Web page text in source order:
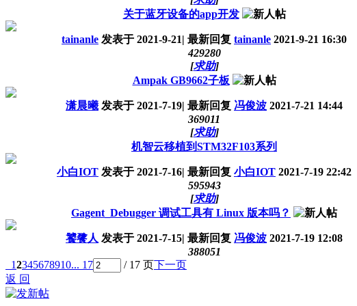
关于蓝牙设备的app开发
tainanle 发表于 2021-9-21| 最新回复 tainanle 2021-9-21 16:30
429280
[求助]
Ampak GB9662子板
潇晨曦 发表于 2021-7-19| 最新回复 冯俊波 2021-7-21 14:44
369011
[求助]
机智云移植到STM32F103系列
小白IOT 发表于 2021-7-16| 最新回复 小白IOT 2021-7-19 22:42
595943
[求助]
Gagent_Debugger 调试工具有 Linux 版本吗？
饕餮人 发表于 2021-7-15| 最新回复 冯俊波 2021-7-19 12:08
388051
12345678910... 17 / 17 页下一页
返 回